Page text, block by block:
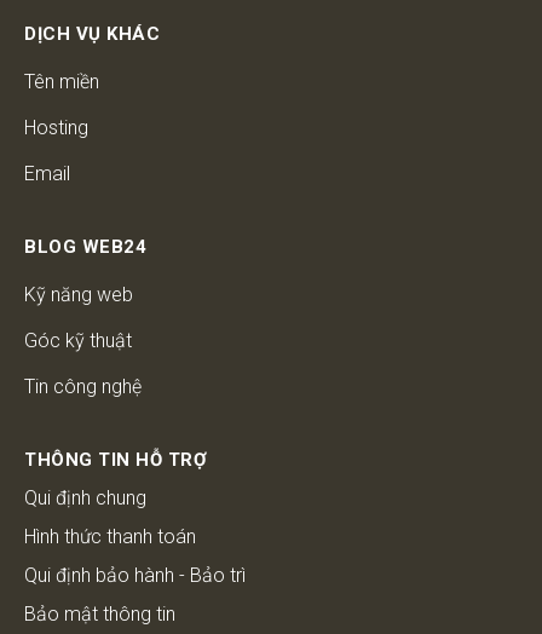
DỊCH VỤ KHÁC
Tên miền
Hosting
Email
BLOG WEB24
Kỹ năng web
Góc kỹ thuật
Tin công nghệ
THÔNG TIN HỖ TRỢ
Qui định chung
Hình thức thanh toán
Qui định bảo hành - Bảo trì
Bảo mật thông tin